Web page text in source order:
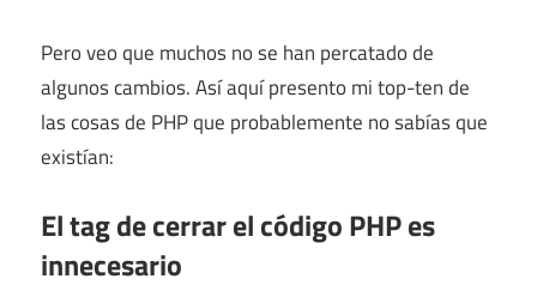
Pero veo que muchos no se han percatado de
algunos cambios. Así aquí presento mi top-ten de
las cosas de PHP que probablemente no sabías que
existían:
El tag de cerrar el código PHP es
innecesario